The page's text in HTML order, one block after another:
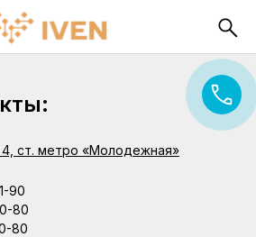
4, ст. метро «Молодежная»
90
80
80